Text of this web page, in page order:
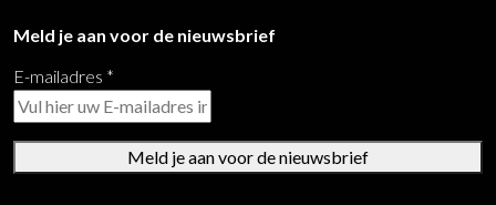
Meld je aan voor de nieuwsbrief
E-mailadres *
Meld je aan voor de nieuwsbrief